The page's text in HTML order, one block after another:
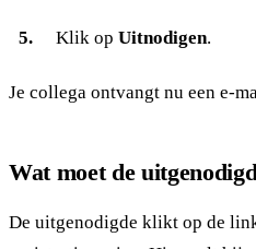
Klik op Uitnodigen.
Je collega ontvangt nu een e-
Wat moet de
De uitgenodigde klikt op de